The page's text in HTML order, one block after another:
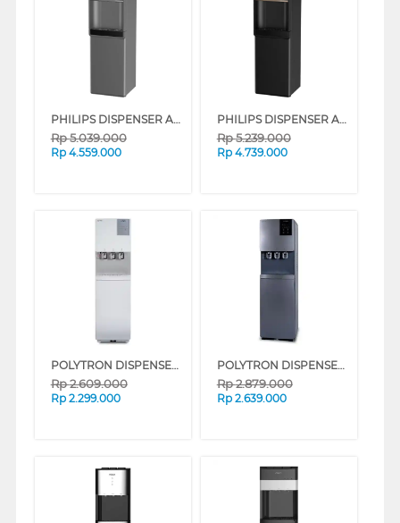
PHILIPS DISPENSER AIR BERDIRI STANDING DISPENSER ADD4981GYAC/70
Rp5.039.000
Rp 4.559.000
PHILIPS DISPENSER AIR BERDIRI STANDING DISPENSER ADD4981BKAK/70
Rp5.239.000
Rp 4.739.000
POLYTRON DISPENSER GALON BAWAH STANDING DISPENSER PWC887W
Rp2.609.000
Rp 2.299.000
POLYTRON DISPENSER GALON BAWAH STANDING DISPENSER PWC888YUV
Rp2.879.000
Rp 2.639.000